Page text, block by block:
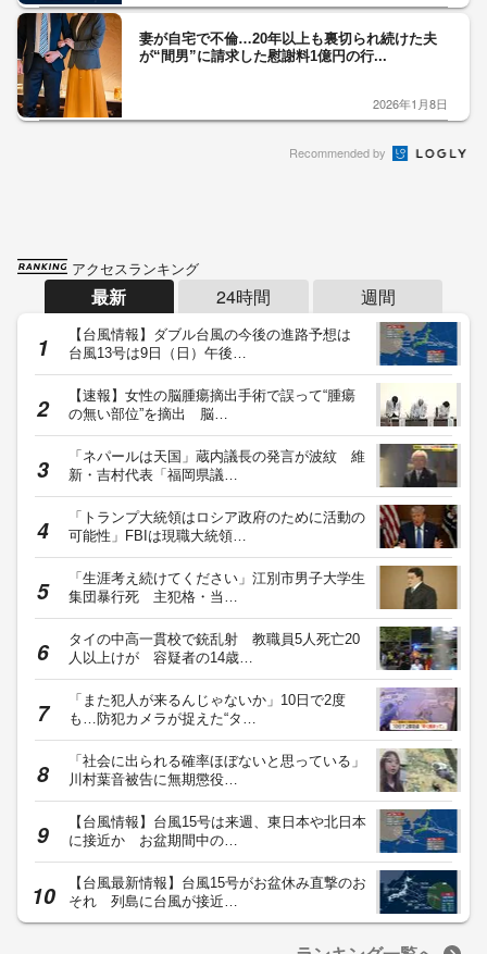
妻が自宅で不倫…20年以上も裏切られ続けた夫
が“間男”に請求した慰謝料1億円の行...
2026年1月8日
Recommended by
アクセスランキング
最新 24時間 週間
【台風情報】ダブル台風の今後の進路予想は
台風13号は9日（日）午後…
【速報】女性の脳腫瘍摘出手術で誤って“腫瘍
の無い部位”を摘出 脳…
「ネパールは天国」蔵内議長の発言が波紋 維
新・吉村代表「福岡県議…
「トランプ大統領はロシア政府のために活動の
可能性」FBIは現職大統領…
「生涯考え続けてください」江別市男子大学生
集団暴行死 主犯格・当…
タイの中高一貫校で銃乱射 教職員5人死亡20
人以上けが 容疑者の14歳…
「また犯人が来るんじゃないか」10日で2度
も…防犯カメラが捉えた“タ…
「社会に出られる確率ほぼないと思っている」
川村葉音被告に無期懲役…
【台風情報】台風15号は来週、東日本や北日本
に接近か お盆期間中の…
【台風最新情報】台風15号がお盆休み直撃のお
それ 列島に台風が接近…